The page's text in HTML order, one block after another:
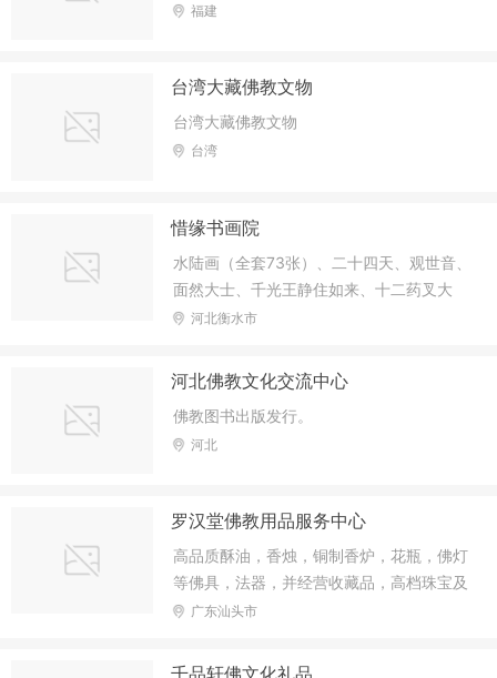
福建
台湾大藏佛教文物
台湾大藏佛教文物
台湾
惜缘书画院
水陆画（全套73张）、二十四天、观世音、
面然大士、千光王静住如来、十二药叉大
将、十三祖、西方极乐世界图、西方三圣、
王菩萨、阿弥陀佛接引图等高清晰画像
河北衡水市
河北佛教文化交流中心
佛教图书出版发行。
河北
罗汉堂佛教用品服务中心
高品质酥油，香烛，铜制香炉，花瓶，佛灯
等佛具，法器，并经营收藏品，高档珠宝及
工艺品.
广东汕头市
千品轩佛文化礼品